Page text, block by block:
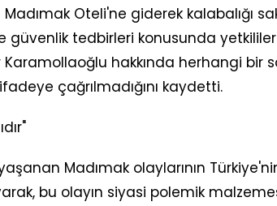
Oteli'ne giderek kalabalığı
tedbirleri konusunda yetkilileri
hakkında herhangi bir
çağrılmadığını kaydetti.
Madımak olaylarının
bu olayın siyasi polemik